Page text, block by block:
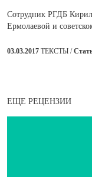
Сотрудник РГДБ
Ермолаевой и
03.03.2017 ТЕКСТЫ /
ЕЩЕ РЕЦЕНЗИИ